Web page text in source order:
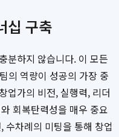
십 구축
분하지 않습니다. 이 모든
의 역량이 성공의 가장 중
업가의 비전, 실행력, 리더
회복탄력성을 매우 중요
수차례의 미팅을 통해 창업